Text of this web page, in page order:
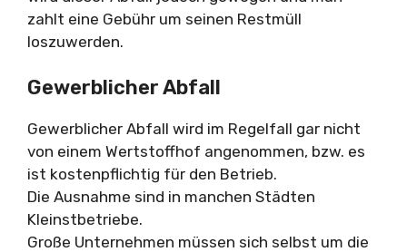
zahlt eine Gebühr um seinen Restmüll
loszuwerden.
Gewerblicher Abfall
Gewerblicher Abfall wird im Regelfall gar nicht
von einem Wertstoffhof angenommen, bzw. es
ist kostenpflichtig für den Betrieb.
Die Ausnahme sind in manchen Städten
Kleinstbetriebe.
Große Unternehmen müssen sich selbst um die